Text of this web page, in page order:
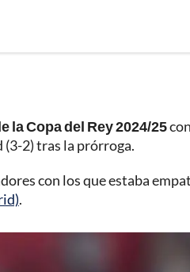
la Copa del Rey 2024/25
(3-2) tras la prórroga.
con los que estaba
.